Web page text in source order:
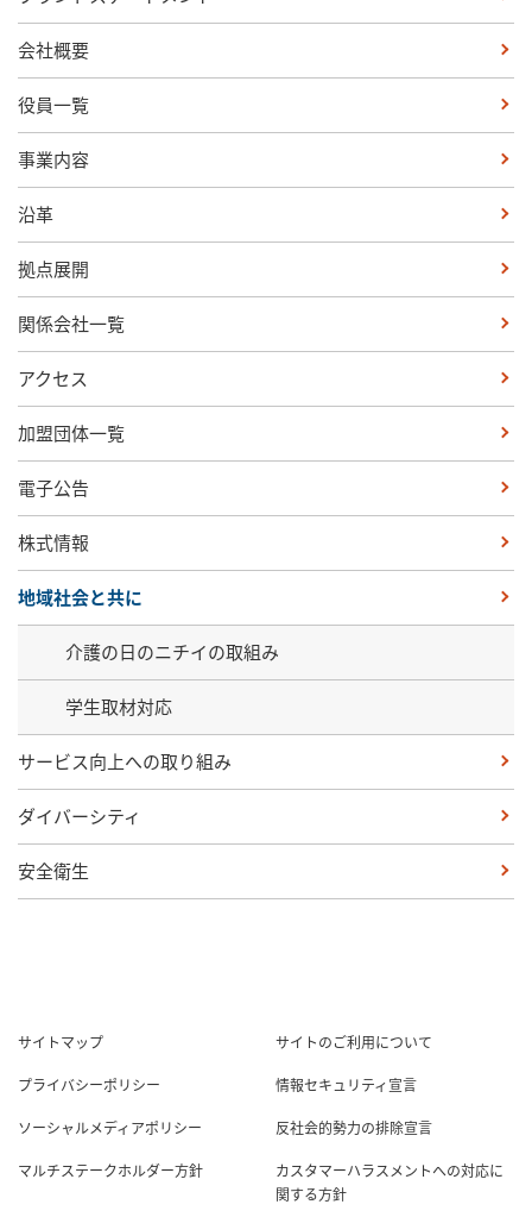
会社概要
役員一覧
事業内容
沿革
拠点展開
関係会社一覧
アクセス
加盟団体一覧
電子公告
株式情報
地域社会と共に
介護の日のニチイの取組み
学生取材対応
サービス向上への取り組み
ダイバーシティ
安全衛生
サイトマップ
サイトのご利用について
プライバシーポリシー
情報セキュリティ宣言
ソーシャルメディアポリシー
反社会的勢力の排除宣言
マルチステークホルダー方針
カスタマーハラスメントへの対応に
関する方針